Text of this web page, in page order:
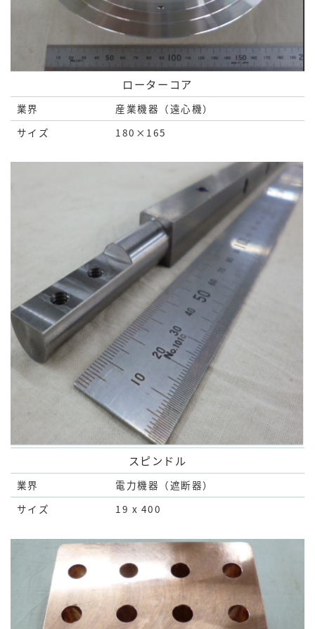
ローターコア
業界
産業機器（遠心機）
サイズ
180×165
スピンドル
業界
電力機器（遮断器）
サイズ
19 x 400